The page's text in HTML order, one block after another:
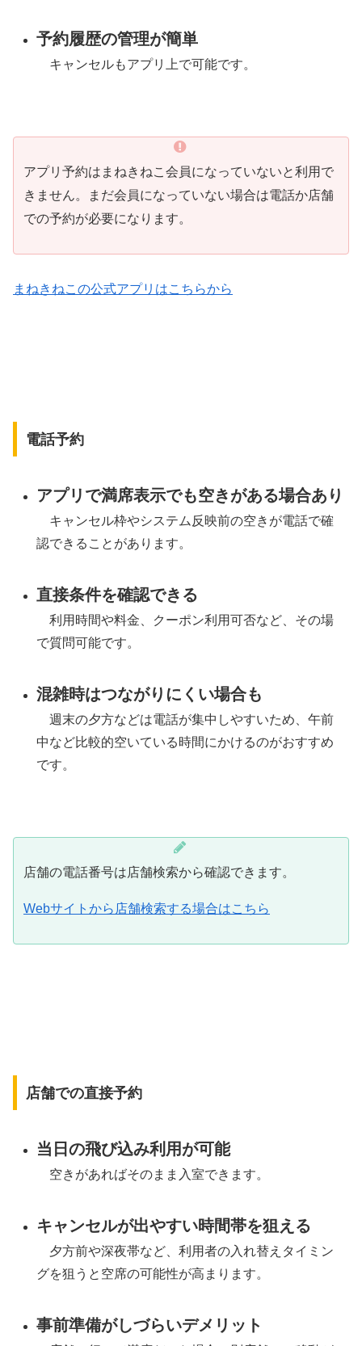
予約履歴の管理が簡単
キャンセルもアプリ上で可能です。
アプリ予約はまねきねこ会員になっていないと利用で
きません。まだ会員になっていない場合は電話か店舗
での予約が必要になります。
まねきねこの公式アプリはこちらから
電話予約
アプリで満席表示でも空きがある場合あり
キャンセル枠やシステム反映前の空きが電話で確
認できることがあります。
直接条件を確認できる
利用時間や料金、クーポン利用可否など、その場
で質問可能です。
混雑時はつながりにくい場合も
週末の夕方などは電話が集中しやすいため、午前
中など比較的空いている時間にかけるのがおすすめ
です。
店舗の電話番号は店舗検索から確認できます。
Webサイトから店舗検索する場合はこちら
店舗での直接予約
当日の飛び込み利用が可能
空きがあればそのまま入室できます。
キャンセルが出やすい時間帯を狙える
夕方前や深夜帯など、利用者の入れ替えタイミン
グを狙うと空席の可能性が高まります。
事前準備がしづらいデメリット